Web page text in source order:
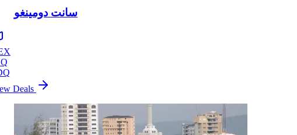
سانت دومينغو
Deals